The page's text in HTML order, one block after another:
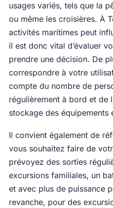
usages variés, tels que la
ou même les croisières. À
activités maritimes peut
il est donc vital d’évaluer
prendre une décision. De
correspondre à votre
compte du nombre de
régulièrement à bord et de
stockage des équipements
Il convient également de
vous souhaitez faire de
prévoyez des sorties
excursions familiales, un
et avec plus de puissance
revanche, pour des